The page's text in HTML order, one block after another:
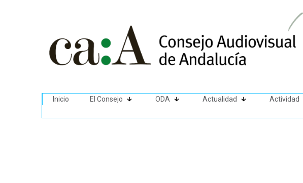
Inicio El Consejo ODA Actualidad Actividad